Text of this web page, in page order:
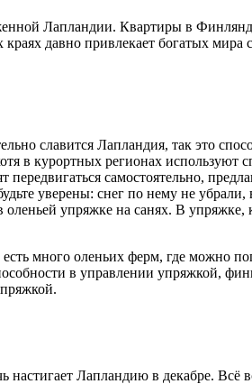
Лапландии. Квартиры в
давно привлекает богатых
славится Лапландия, так это
в курортных регионах
передвигаться самостоятельно,
уверены: снег по нему не убрали,
оленьей упряжке на санях. В упряжке,
много оленьих ферм, где можно
в управлении упряжкой,
настигает Лапландию в декабре. Всё